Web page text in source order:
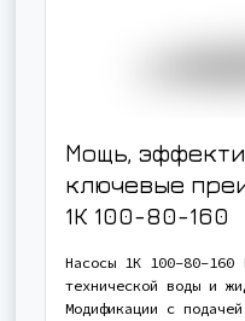
Мощь,
ключевые
1К 100-80-160
Насосы 1К 100-80-160
технической воды и
Модификации с